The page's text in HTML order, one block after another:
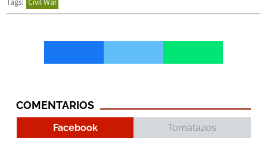
Tags: Civil War
COMENTARIOS
Facebook Tomatazos